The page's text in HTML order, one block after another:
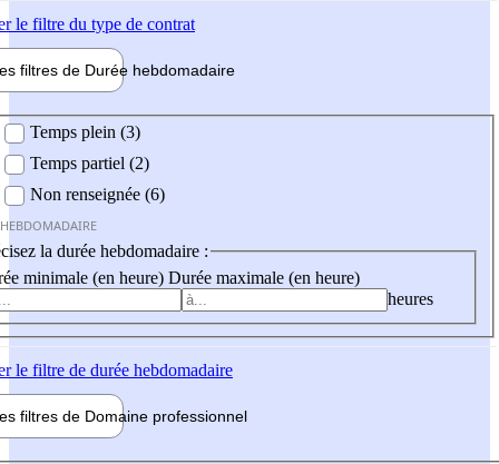
le filtre du type de contrat
filtres de Durée hebdomadaire
Temps plein (3)
Temps partiel (2)
Non renseignée (6)
la durée hebdomadaire :
minimale (en heure) Durée maximale (en heure)
heures
le filtre de durée hebdomadaire
filtres de Domaine professionnel